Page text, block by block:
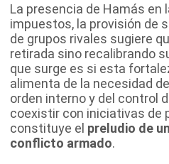
La presencia de Hamás en
impuestos, la provisión de
de grupos rivales sugiere
retirada sino recalibrando
que surge es si esta
alimenta de la necesidad
orden interno y del control
coexistir con iniciativas de
constituye el preludio de
conflicto armado.